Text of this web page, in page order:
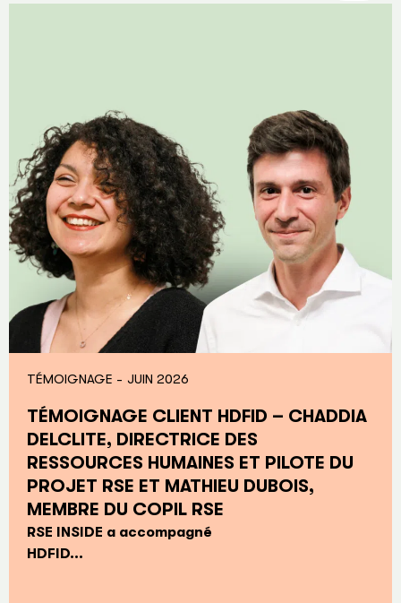
TÉMOIGNAGE - JUIN 2026
TÉMOIGNAGE CLIENT HDFID – CHADDIA
DELCLITE, DIRECTRICE DES
RESSOURCES HUMAINES ET PILOTE DU
PROJET RSE ET MATHIEU DUBOIS,
MEMBRE DU COPIL RSE
RSE INSIDE a accompagné
HDFID...